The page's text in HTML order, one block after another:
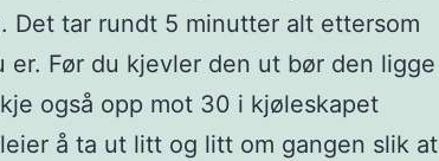
Det tar rundt 5 minutter alt ettersom
Før du kjevler den ut bør den ligge
også opp mot 30 i kjøleskapet
å ta ut litt og litt om gangen slik at